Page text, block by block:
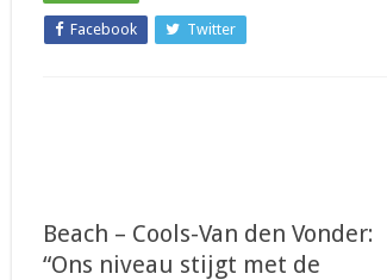
Facebook Twitter
Beach – Cools-Van den Vonder:
“Ons niveau stijgt met de